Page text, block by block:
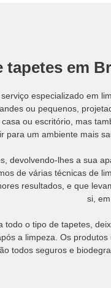
tapetes em
especializado em
ou pequenos,
ou escritório, mas
para um ambiente mais
devolvendo-lhes a sua
de várias técnicas de
resultados, e que
si, em
todo o tipo de tapetes,
a limpeza. Os produtos
todos seguros e